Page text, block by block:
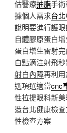
估醫療抽脂手
據個人需求台
說明要進行護
自體膠原蛋白
蛋白增生雷射
白點滴注射飛
射白內障再利
選項選適當cnc
性拉提眼科新
造台北健康檢
性檢查方案